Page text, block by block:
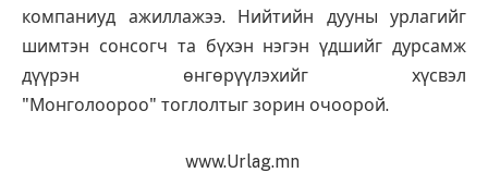
компаниуд ажиллажээ. Нийтийн дууны урлагийг
шимтэн сонсогч та бүхэн нэгэн үдшийг дурсамж
дүүрэн өнгөрүүлэхийг хүсвэл
"Монголоороо" тоглолтыг зорин очоорой.
www.Urlag.mn